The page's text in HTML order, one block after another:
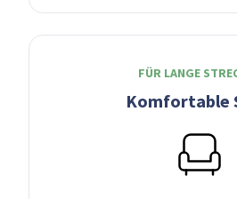
FÜR LANGE
Komfortable